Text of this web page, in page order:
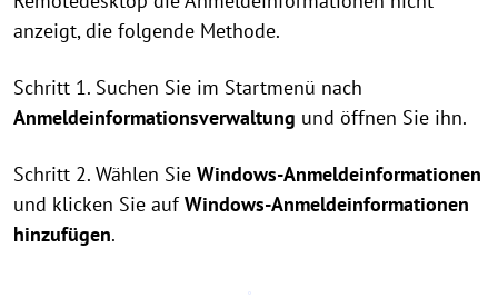
anzeigt, die folgende Methode.
Schritt 1. Suchen Sie im Startmenü nach
Anmeldeinformationsverwaltung und öffnen Sie ihn.
Schritt 2. Wählen Sie Windows-Anmeldeinformationen
und klicken Sie aufWindows-Anmeldeinformationen
hinzufügen.